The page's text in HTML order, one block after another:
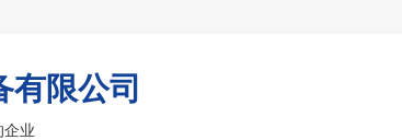
有限公司
企业